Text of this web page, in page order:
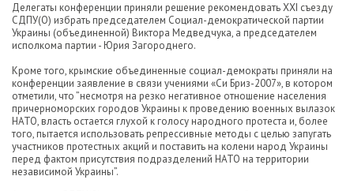
Делегаты конференции приняли решение рекомендовать XXI съезду
СДПУ(О) избрать председателем Социал-демократической партии
Украины (объединенной) Виктора Медведчука, а председателем
исполкома партии - Юрия Загороднего.
Кроме того, крымские объединенные социал-демократы приняли на
конференции заявление в связи учениями «Си Бриз-2007», в котором
отметили, что ”несмотря на резко негативное отношение населения
причерноморских городов Украины к проведению военных вылазок
НАТО, власть остается глухой к голосу народного протеста и, более
того, пытается использовать репрессивные методы с целью запугать
участников протестных акций и поставить на колени народ Украины
перед фактом присутствия подразделений НАТО на территории
независимой Украины”.